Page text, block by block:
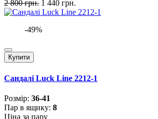
2 800 грн. 1 440 грн.
-49%
Купити
Сандалі Luck Line 2212-1
Розмiр: 36-41
Пар в ящику: 8
Ціна за пару